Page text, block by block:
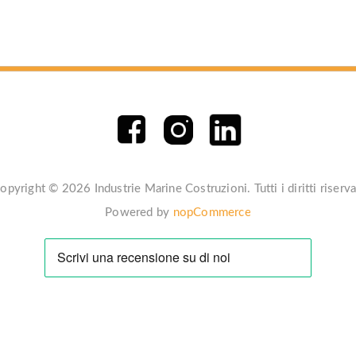
© 2026 Industrie Marine Costruzioni. Tutti i diritti
Powered by nopCommerce